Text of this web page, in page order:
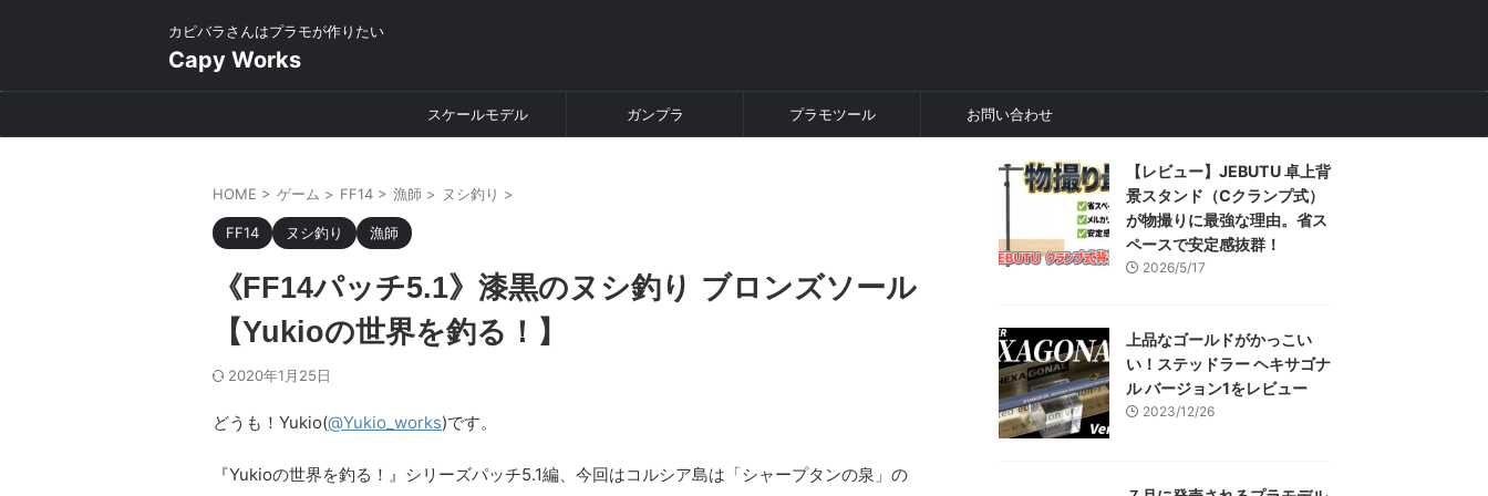
カピバラさんはプラモが作りたい
Capy Works
スケールモデル ガンプラ プラモツール お問い合わせ
HOME > ゲーム > FF14 > 漁師 > ヌシ釣り >
FF14 ヌシ釣り 漁師
《FF14パッチ5.1》漆黒のヌシ釣り ブロンズソール
【Yukioの世界を釣る！】
2020年1月25日
どうも！Yukio(@Yukio_works)です。
『Yukioの世界を釣る！』シリーズパッチ5.1編、今回はコルシア島は「シャープタンの泉」の
【レビュー】JEBUTU 卓上背
景スタンド（Cクランプ式）
が物撮りに最強な理由。省ス
ペースで安定感抜群！
2026/5/17
上品なゴールドがかっこい
い！ステッドラー ヘキサゴナ
ル バージョン1をレビュー
2023/12/26